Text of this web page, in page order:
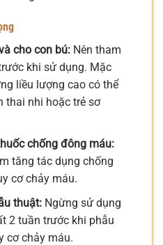
cho con bú:Nên tham
khi sử dụng. Mặc
liều lượng cao có thể
thai nhi hoặc trẻ sơ
chống đông máu:
tăng tác dụng chống
cơ chảy máu.
thuật:Ngừng sử dụng
2 tuần trước khi phẫu
cơ chảy máu.